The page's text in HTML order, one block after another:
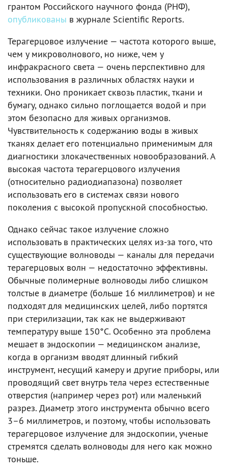
грантом Российского научного фонда (РНФ),
опубликованы в журнале Scientific Reports.
Терагерцовое излучение — частота которого выше,
чем у микроволнового, но ниже, чем у
инфракрасного света — очень перспективно для
использования в различных областях науки и
техники. Оно проникает сквозь пластик, ткани и
бумагу, однако сильно поглощается водой и при
этом безопасно для живых организмов.
Чувствительность к содержанию воды в живых
тканях делает его потенциально применимым для
диагностики злокачественных новообразований. А
высокая частота терагерцового излучения
(относительно радиодиапазона) позволяет
использовать его в системах связи нового
поколения с высокой пропускной способностью.
Однако сейчас такое излучение сложно
использовать в практических целях из-за того, что
существующие волноводы — каналы для передачи
терагерцовых волн — недостаточно эффективны.
Обычные полимерные волноводы либо слишком
толстые в диаметре (больше 16 миллиметров) и не
подходят для медицинских целей, либо портятся
при стерилизации, так как не выдерживают
температуру выше 150°C. Особенно эта проблема
мешает в эндоскопии — медицинском анализе,
когда в организм вводят длинный гибкий
инструмент, несущий камеру и другие приборы, или
проводящий свет внутрь тела через естественные
отверстия (например через рот) или маленький
разрез. Диаметр этого инструмента обычно всего
3–6 миллиметров, и поэтому, чтобы использовать
терагерцовое излучение для эндоскопии, ученые
стремятся сделать волноводы для него как можно
тоньше.